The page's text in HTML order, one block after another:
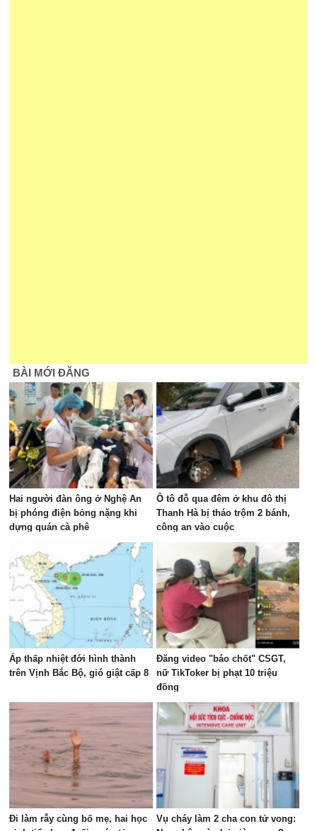
BÀI MỚI ĐĂNG
Hai người đàn ông ở Nghệ An
bị phóng điện bỏng nặng khi
dựng quán cà phê
Ô tô đỗ qua đêm ở khu đô thị
Thanh Hà bị tháo trộm 2 bánh,
công an vào cuộc
Áp thấp nhiệt đới hình thành
trên Vịnh Bắc Bộ, gió giật cấp 8
Đăng video "báo chốt" CSGT,
nữ TikToker bị phạt 10 triệu
đồng
Đi làm rẫy cùng bố mẹ, hai học
Vụ cháy làm 2 cha con tử vong: